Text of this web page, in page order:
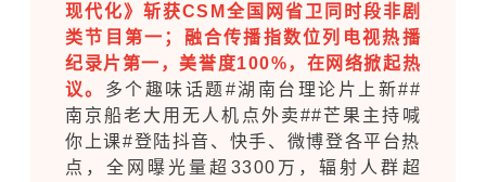
现代化》斩获CSM全国网省卫同时段非剧
类节目第一；融合传播指数位列电视热播
纪录片第一，美誉度100%，在网络掀起热
议。 多个趣味话题#湖南台理论片上新##
南京船老大用无人机点外卖##芒果主持喊
你上课#登陆抖音、快手、微博登各平台热
点，全网曝光量超3300万，辐射人群超